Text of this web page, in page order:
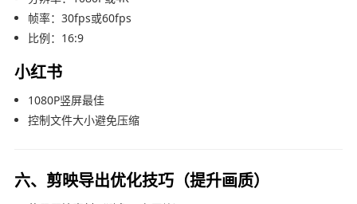
帧率：30fps或60fps
比例：16:9
小红书
1080P竖屏最佳
控制文件大小避免压缩
六、剪映导出优化技巧（提升画质）